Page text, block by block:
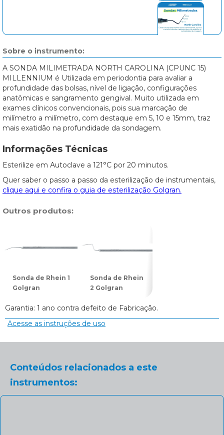
Sobre o instrumento:
A SONDA MILIMETRADA NORTH CAROLINA (CPUNC 15)
MILLENNIUM é Utilizada em periodontia para avaliar a
profundidade das bolsas, nível de ligação, configurações
anatômicas e sangramento gengival. Muito utilizada em
exames clínicos convencionais, pois sua marcação de
milímetro a milímetro, com destaque em 5, 10 e 15mm, traz
mais exatidão na profundidade da sondagem.
Informações Técnicas
Esterilize em Autoclave a 121°C por 20 minutos.
Quer saber o passo a passo da esterilização de instrumentais,
clique aqui e confira o guia de esterilização Golgran.
Outros produtos:
Sonda de Rhein 1
Golgran
Sonda de Rhein
2 Golgran
Garantia: 1 ano contra defeito de Fabricação.
Acesse as instruções de uso
Conteúdos relacionados a este
instrumentos: